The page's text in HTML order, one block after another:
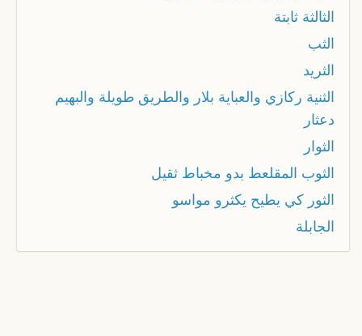
الثالثة ثابتة
الثب
الثريد
الثنية ركازي والعباية بلار والطريق طويلة والبهيم
دعثار
الثوار
الثوب المقلعط بدو مخباط ثقيل
الثور كي يطيح يكثرو مواسو
الجابلة